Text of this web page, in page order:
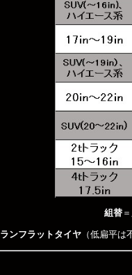
組替
ランフラットタイヤ（低扁平は